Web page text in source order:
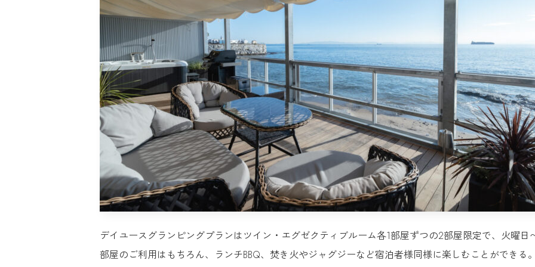
デイユースグランピングプランはツイン・エグゼクティブルーム各1部屋ずつの2部屋限定で、火曜
部屋のご利用はもちろん、ランチBBQ、焚き火やジャグジーなど宿泊者様同様に楽しむことができる